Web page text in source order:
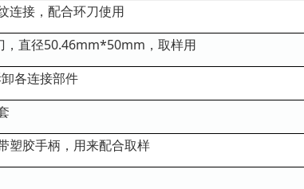
连接，配合环刀使用
，直径50.46mm*50mm，取样用
各连接部件
塑胶手柄，用来配合取样